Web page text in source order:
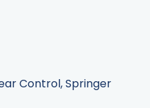
Control, Springer